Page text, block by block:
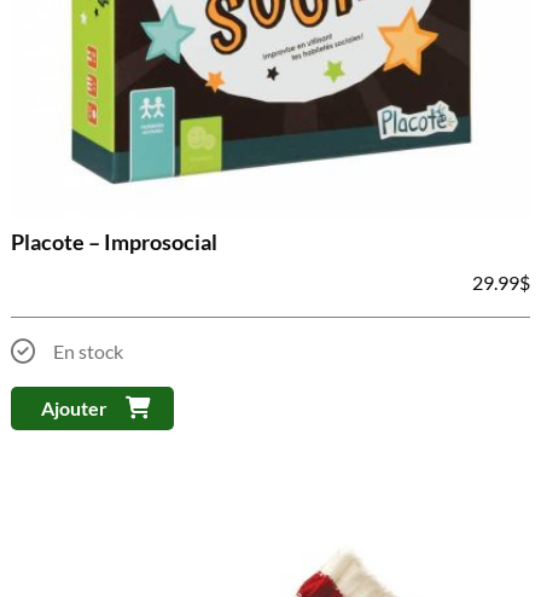
Placote – Improsocial
29.99$
En stock
Ajouter